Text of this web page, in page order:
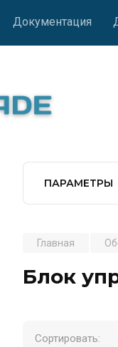
Документация
ПАРАМЕТРЫ
Главная
Блок
Сортировать: